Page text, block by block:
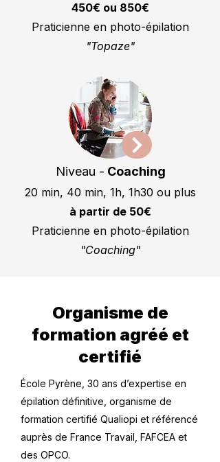
450€ ou 850€
Praticienne en photo-épilation
"Topaze"
Niveau - Coaching
20 min, 40 min, 1h, 1h30 ou plus
à partir de 50€
Praticienne en photo-épilation
"Coaching"
Organisme de
formation agréé et
certifié
École Pyrène, 30 ans d’expertise en
épilation définitive, organisme de
formation certifié Qualiopi et référencé
auprès de France Travail, FAFCEA et
des OPCO.